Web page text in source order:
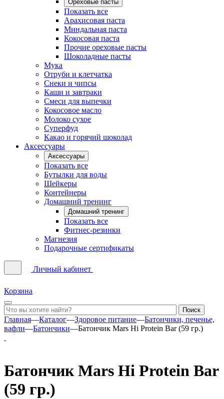
Ореховые пасты
Показать все
Арахисовая паста
Миндальная паста
Кокосовая паста
Прочие ореховые пасты
Шоколадные пасты
Мука
Отруби и клетчатка
Снеки и чипсы
Каши и завтраки
Смеси для выпечки
Кокосовое масло
Молоко сухое
Суперфуд
Какао и горячий шоколад
Аксессуары
Аксессуары
Показать все
Бутылки для воды
Шейкеры
Контейнеры
Домашний тренинг
Домашний тренинг
Показать все
Фитнес-резинки
Магнезия
Подарочные сертификаты
Личный кабинет
Корзина
Главная—Каталог—Здоровое питание—Батончики, печенье,
вафли—Батончики—Батончик Mars Hi Protein Bar (59 гр.)
Батончик Mars Hi Protein Bar
(59 гр.)